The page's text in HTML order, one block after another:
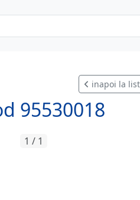
inapoi la
95530018
1 / 1